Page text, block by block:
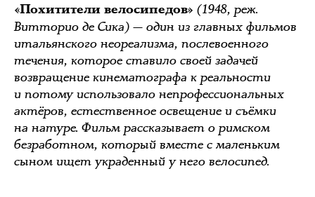
«Похитители велосипедов» (1948, реж.
Витторио де Сика) — один из главных фильмов
итальянского неореализма, послевоенного
течения, которое ставило своей задачей
возвращение кинематографа к реальности
и потому использовало непрофессиональных
актёров, естественное освещение и съёмки
на натуре. Фильм рассказывает о римском
безработном, который вместе с маленьким
сыном ищет украденный у него велосипед.